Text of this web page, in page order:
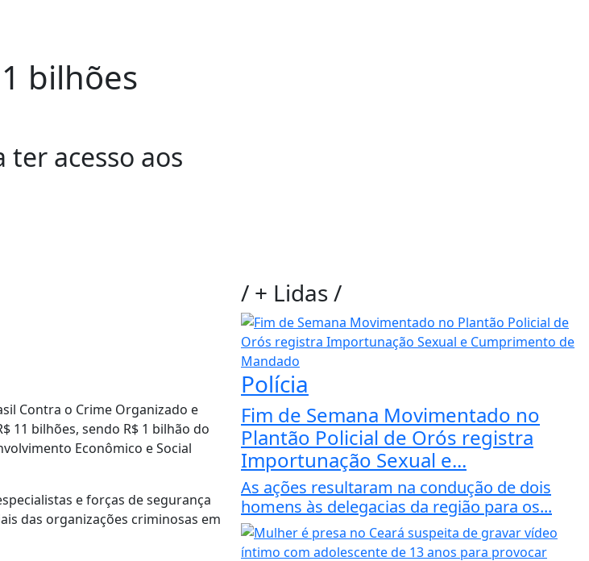
bilhões
acesso aos
Contra o Crime Organizado e
11 bilhões, sendo R$ 1 bilhão do
Econômico e Social
e forças de segurança
das organizações criminosas em
/ + Lidas/
Polícia
Fim de Semana Movimentado no
Plantão Policial de Orós registra
Importunação Sexual e...
As ações resultaram na condução de dois
homens às delegacias da região para os...